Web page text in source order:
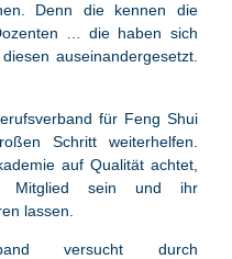
Denn die kennen die
… die haben sich
auseinandergesetzt.
für Feng Shui
Schritt weiterhelfen.
auf Qualität achtet,
Mitglied sein und ihr
lassen.
versucht durch